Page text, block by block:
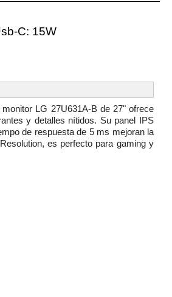
C: 15W
LG 27U631A-B de 27" ofrece
y detalles nítidos. Su panel IPS
de respuesta de 5 ms mejoran la
es perfecto para gaming y